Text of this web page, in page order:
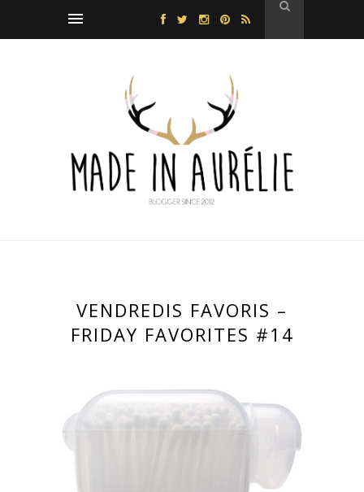
VENDREDIS FAVORIS –
FRIDAY FAVORITES #14